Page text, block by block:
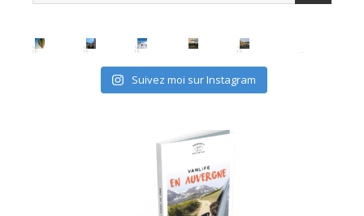
Suivez moi sur Instagram